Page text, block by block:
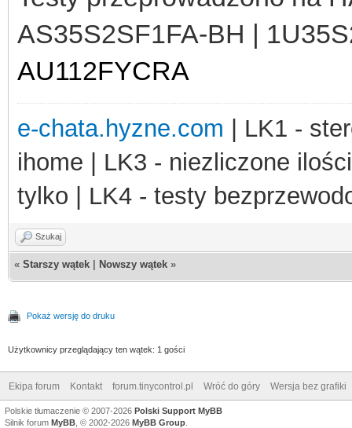
vout3=".$d[3 ].
vout6=".$d [
AS35S2SF1FA-BH |
AU112FYCRA
e-chata.hyzne.com | LK1 -
ihome | LK3 - niezliczone
tylko | LK4 - testy
Szukaj
« Starszy wątek Nowszy wątek »
Pokaż wersję do druku
Użytkownicy przeglądający ten wątek: 1 gości
Ekipa forum Kontakt forum.tinycontrol.pl Wróć do góry Wersja bez grafiki
Polskie tłumaczenie © 2007-2026 Polski Support MyBB
Silnik forum MyBB , © 2002-2026 MyBB Group